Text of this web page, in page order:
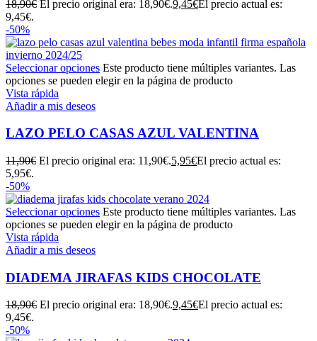
18,90€ El precio original era: 18,90€.9,45€El precio actual es:
9,45€.
-50%
Seleccionar opciones Este producto tiene múltiples variantes. Las
opciones se pueden elegir en la página de producto
Vista rápida
Añadir a mis deseos
LAZO PELO CASAS AZUL VALENTINA
11,90€ El precio original era: 11,90€.5,95€El precio actual es:
5,95€.
-50%
Seleccionar opciones Este producto tiene múltiples variantes. Las
opciones se pueden elegir en la página de producto
Vista rápida
Añadir a mis deseos
DIADEMA JIRAFAS KIDS CHOCOLATE
18,90€ El precio original era: 18,90€.9,45€El precio actual es:
9,45€.
-50%